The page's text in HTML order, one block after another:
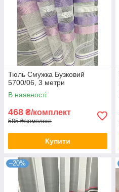
Тюль Смужка Бузковий
5700/06, 3 метри
В наявності
468 ₴/комплект
585 ₴/комплект
Купити
–20%